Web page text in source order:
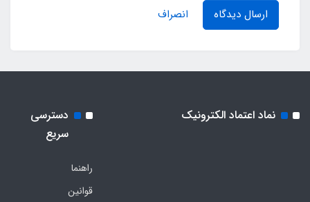
ارسال دیدگاه انصراف
نماد اعتماد الکترونیک
دسترسی
سریع
راهنما
قوانین